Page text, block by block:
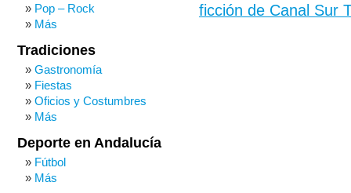
ficción de Canal Sur
Pop – Rock
Más
Tradiciones
Gastronomía
Fiestas
Oficios y Costumbres
Más
Deporte en Andalucía
Fútbol
Más